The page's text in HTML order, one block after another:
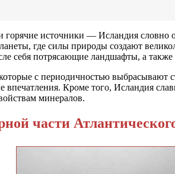
горячие источники — Исландия
где силы природы создают
себя потрясающие ландшафты, а
с периодичностью выбрасывают
впечатления. Кроме того, Исландия
минералов.
части